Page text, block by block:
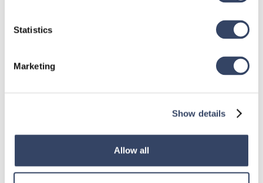
Statistics
Marketing
Show details
Allow all
Alle Kategorien